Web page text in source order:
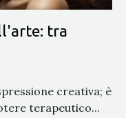
tra
creativa; è
terapeutico...